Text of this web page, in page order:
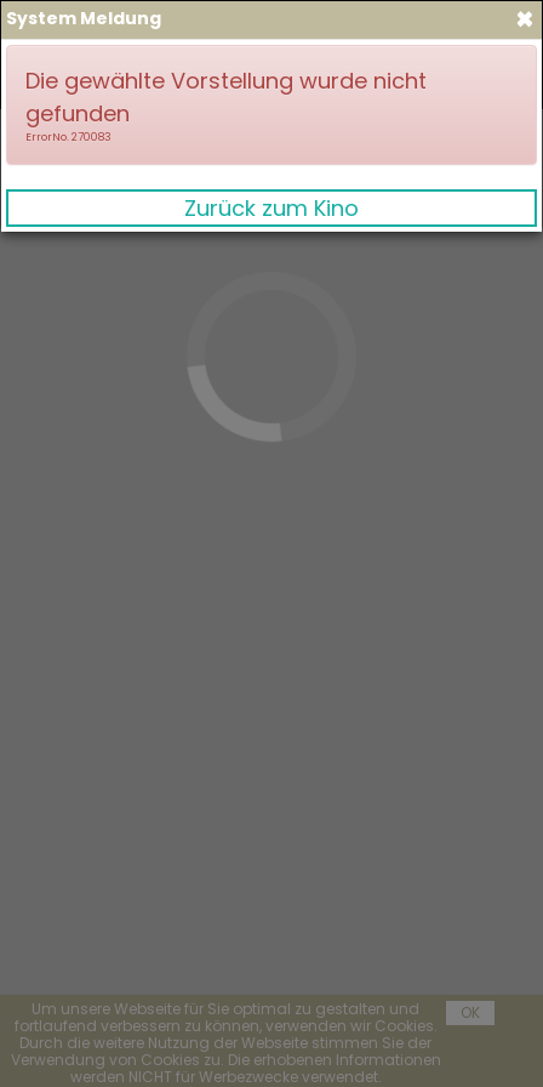
Um unsere Webseite für Sie optimal zu gestalten und
fortlaufend verbessern zu können, verwenden wir Cookies.
Durch die weitere Nutzung der Webseite stimmen Sie der
Verwendung von Cookies zu. Die erhobenen Informationen
werden NICHT für Werbezwecke verwendet.
OK
×
System Meldung
Die gewählte Vorstellung wurde nicht
gefunden
ErrorNo. 270083
Zurück zum Kino